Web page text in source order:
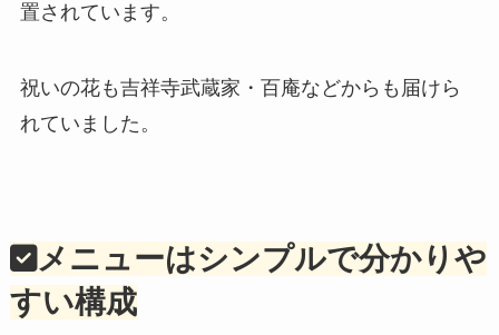
置されています。
祝いの花も吉祥寺武蔵家・百庵などからも届けら
れていました。
メニューはシンプルで分かりや
すい構成